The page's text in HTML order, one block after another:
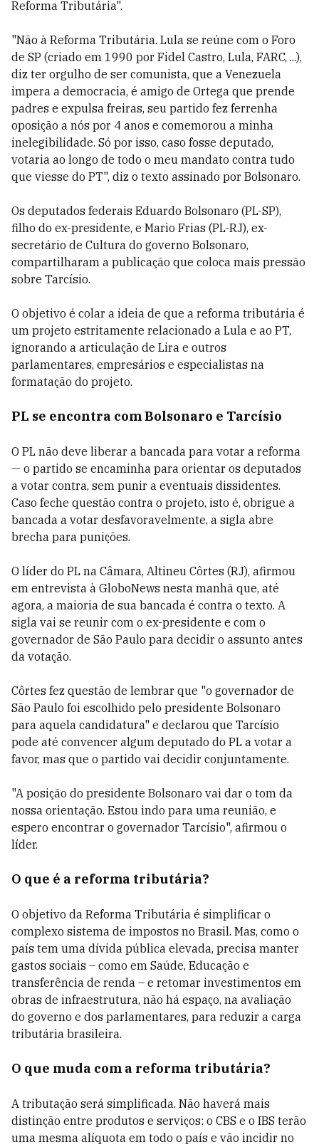
Reforma Tributária".
"Não à Reforma Tributária. Lula se reúne com o Foro
de SP (criado em 1990 por Fidel Castro, Lula, FARC, ...),
diz ter orgulho de ser comunista, que a Venezuela
impera a democracia, é amigo de Ortega que prende
padres e expulsa freiras, seu partido fez ferrenha
oposição a nós por 4 anos e comemorou a minha
inelegibilidade. Só por isso, caso fosse deputado,
votaria ao longo de todo o meu mandato contra tudo
que viesse do PT", diz o texto assinado por Bolsonaro.
Os deputados federais Eduardo Bolsonaro (PL-SP),
filho do ex-presidente, e Mario Frias (PL-RJ), ex-
secretário de Cultura do governo Bolsonaro,
compartilharam a publicação que coloca mais pressão
sobre Tarcísio.
O objetivo é colar a ideia de que a reforma tributária é
um projeto estritamente relacionado a Lula e ao PT,
ignorando a articulação de Lira e outros
parlamentares, empresários e especialistas na
formatação do projeto.
PL se encontra com Bolsonaro e Tarcísio
O PL não deve liberar a bancada para votar a reforma
— o partido se encaminha para orientar os deputados
a votar contra, sem punir a eventuais dissidentes.
Caso feche questão contra o projeto, isto é, obrigue a
bancada a votar desfavoravelmente, a sigla abre
brecha para punições.
O líder do PL na Câmara, Altineu Côrtes (RJ), afirmou
em entrevista à GloboNews nesta manhã que, até
agora, a maioria de sua bancada é contra o texto. A
sigla vai se reunir com o ex-presidente e com o
governador de São Paulo para decidir o assunto antes
da votação.
Côrtes fez questão de lembrar que "o governador de
São Paulo foi escolhido pelo presidente Bolsonaro
para aquela candidatura" e declarou que Tarcísio
pode até convencer algum deputado do PL a votar a
favor, mas que o partido vai decidir conjuntamente.
"A posição do presidente Bolsonaro vai dar o tom da
nossa orientação. Estou indo para uma reunião, e
espero encontrar o governador Tarcísio", afirmou o
líder.
O que é a reforma tributária?
O objetivo da Reforma Tributária é simplificar o
complexo sistema de impostos no Brasil. Mas, como o
país tem uma dívida pública elevada, precisa manter
gastos sociais – como em Saúde, Educação e
transferência de renda – e retomar investimentos em
obras de infraestrutura, não há espaço, na avaliação
do governo e dos parlamentares, para reduzir a carga
tributária brasileira.
O que muda com a reforma tributária?
A tributação será simplificada. Não haverá mais
distinção entre produtos e serviços: o CBS e o IBS terão
uma mesma alíquota em todo o país e vão incidir no